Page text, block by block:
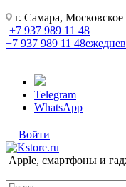
г. Самара,
+7 937 989 11 48
+7 937 989 11 48
Telegram
WhatsApp
Войти
Apple, cмартфоны и